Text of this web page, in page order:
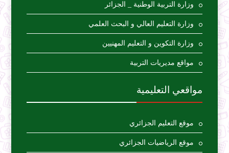
وزارة التربية الوطنية _ الجزائر
وزارة التعليم العالي و البحث العلمي
وزارة التكوين و التعليم المهنيين
مواقع مديريات التربية
مواقعي التعليمية
موقع التعليم الجزائري
موقع الرياضيات الجزائري